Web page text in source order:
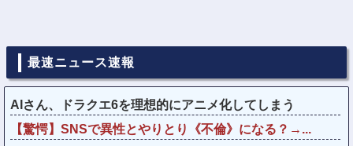
最速ニュース速報
AIさん、ドラクエ6を理想的にアニメ化してしまう
【驚愕】SNSで異性とやりとり《不倫》になる？→...